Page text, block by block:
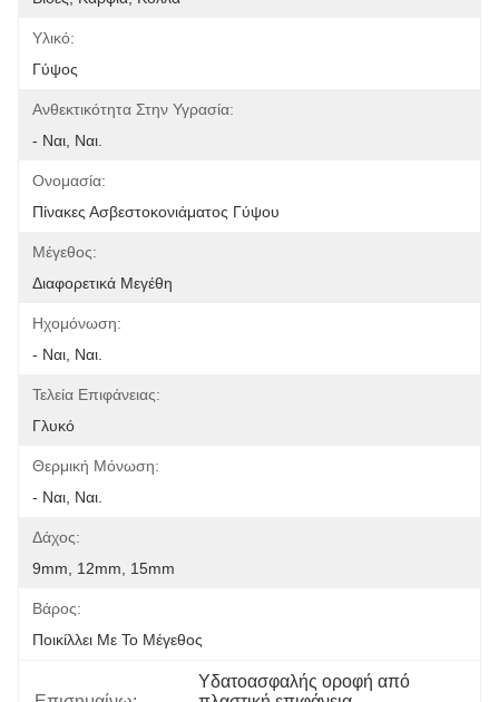
Υλικό:
Γύψος
Ανθεκτικότητα Στην Υγρασία:
- Ναι, Ναι.
Ονομασία:
Πίνακες Ασβεστοκονιάματος Γύψου
Μέγεθος:
Διαφορετικά Μεγέθη
Ηχομόνωση:
- Ναι, Ναι.
Τελεία Επιφάνειας:
Γλυκό
Θερμική Μόνωση:
- Ναι, Ναι.
Δάχος:
9mm, 12mm, 15mm
Βάρος:
Ποικίλλει Με Το Μέγεθος
Υδατοασφαλής οροφή από